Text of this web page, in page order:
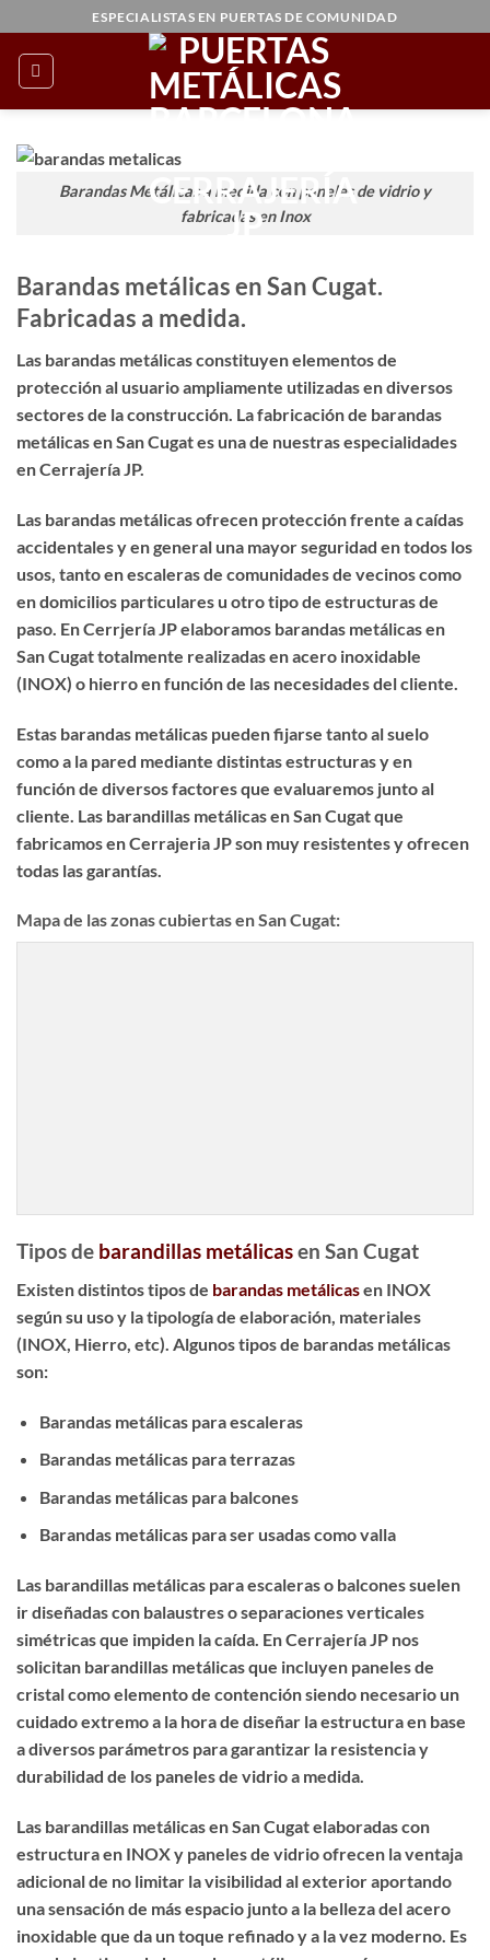
al
contenido
ESPECIALISTAS EN PUERTAS DE COMUNIDAD
Barandas Metálicas a medida con paneles de vidrio y
fabricadas en Inox
Barandas metálicas en San Cugat.
Fabricadas a medida.
Las barandas metálicas constituyen elementos de
protección al usuario ampliamente utilizadas en diversos
sectores de la construcción. Lafabricación de barandas
metálicas en San Cugates una de nuestras especialidades
en Cerrajería JP.
Las barandas metálicas ofrecen protección frente a caídas
accidentales y en general una mayor seguridad en todos los
usos, tanto en escaleras de comunidades de vecinos como
en domicilios particulares u otro tipo de estructuras de
paso. En Cerrjería JP elaboramos barandas metálicasen
San Cugat totalmente realizadas en acero inoxidable
(INOX) o hierro en función de las necesidades del cliente.
Estas barandas metálicas pueden fijarse tanto al suelo
como a la pared mediante distintas estructuras y en
función de diversos factores que evaluaremos junto al
cliente. Las barandillas metálicas en San Cugatque
fabricamos en Cerrajeria JP son muy resistentes y ofrecen
todas las garantías.
Mapa de las zonas cubiertas en San Cugat:
Tipos de barandillas metálicasen San Cugat
Existen distintos tipos de barandas metálicasen INOX
según su uso y la tipología de elaboración, materiales
(INOX, Hierro, etc). Algunos tipos de barandas metálicas
son:
Barandas metálicas para escaleras
Barandas metálicas para terrazas
Barandas metálicas para balcones
Barandas metálicas para ser usadas como valla
Las barandillas metálicas para escaleraso balcones suelen
ir diseñadas con balaustres o separaciones verticales
simétricas que impiden la caída. En Cerrajería JP nos
solicitan barandillas metálicas que incluyen paneles de
cristal como elemento de contención siendo necesario un
cuidado extremo a la hora de diseñar la estructura en base
a diversos parámetros para garantizar la resistencia y
durabilidad de los paneles de vidrio a medida.
Las barandillas metálicas en San Cugat elaboradas con
estructura en INOX y paneles de vidrio ofrecen la ventaja
adicional de no limitar la visibilidad al exterior aportando
una sensación de más espacio junto a la belleza del acero
inoxidable que da un toque refinado y a la vez moderno. Es